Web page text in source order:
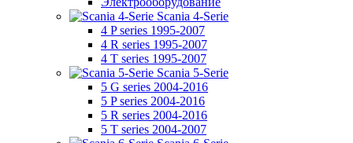
Scania 4-Serie
4 P series 1995-2007
4 R series 1995-2007
4 T series 1995-2007
Scania 5-Serie
5 G series 2004-2016
5 P series 2004-2016
5 R series 2004-2016
5 T series 2004-2007